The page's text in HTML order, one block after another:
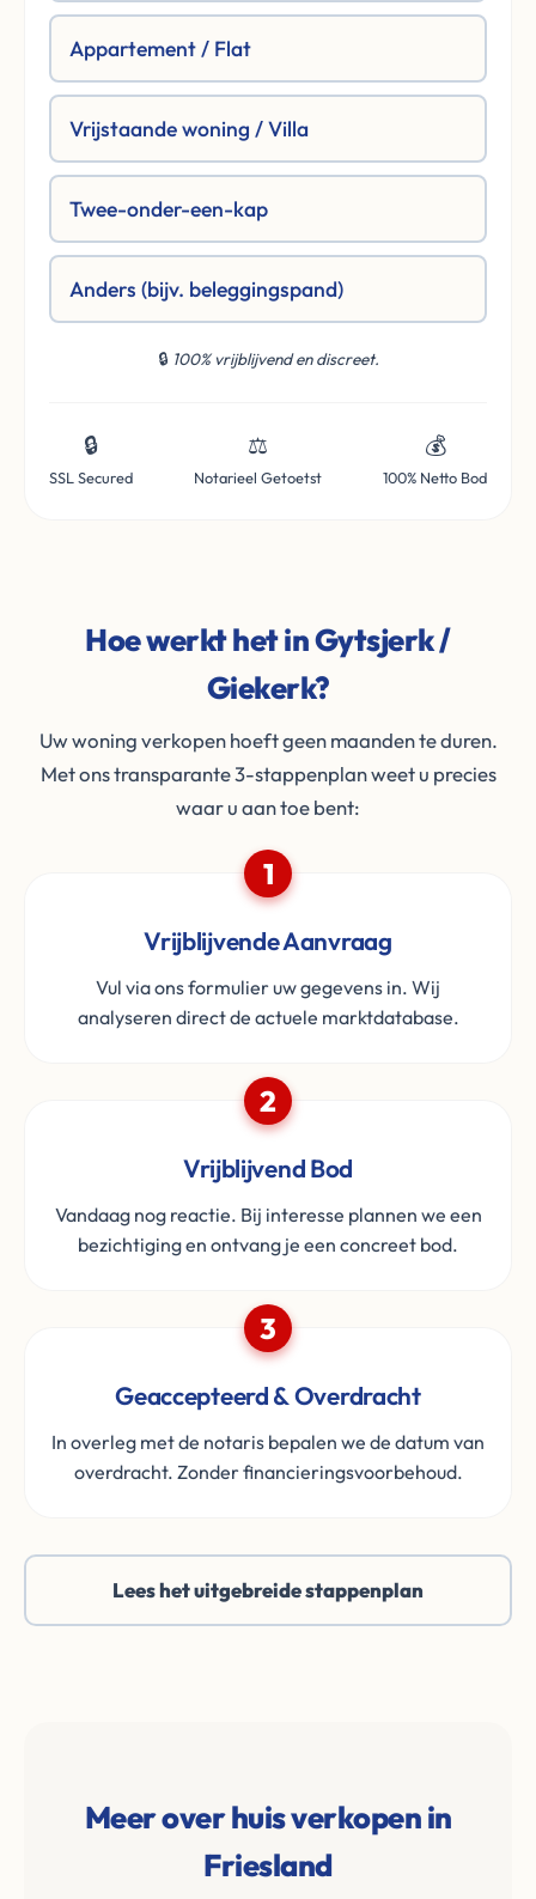
Appartement / Flat
Vrijstaande woning / Villa
Twee-onder-een-kap
Anders (bijv. beleggingspand)
🔒 100% vrijblijvend en discreet.
🔒
SSL Secured
⚖️
Notarieel Getoetst
💰
100% Netto Bod
Hoe werkt het in Gytsjerk /
Giekerk?
Uw woning verkopen hoeft geen maanden te duren.
Met ons transparante 3-stappenplan weet u precies
waar u aan toe bent:
1
Vrijblijvende Aanvraag
Vul via ons formulier uw gegevens in. Wij
analyseren direct de actuele marktdatabase.
2
Vrijblijvend Bod
Vandaag nog reactie. Bij interesse plannen we een
bezichtiging en ontvang je een concreet bod.
3
Geaccepteerd & Overdracht
In overleg met de notaris bepalen we de datum van
overdracht. Zonder financieringsvoorbehoud.
Lees het uitgebreide stappenplan
Meer over huis verkopen in
Friesland